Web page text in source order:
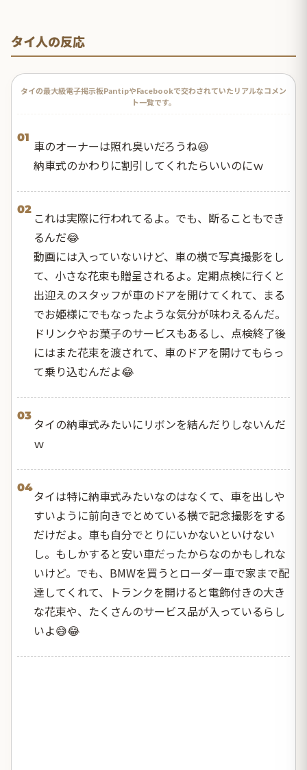
タイ人の反応
タイの最大級電子掲示板PantipやFacebookで交わされていたリアルなコメン
ト一覧です。
01
車のオーナーは照れ臭いだろうね😆
納車式のかわりに割引してくれたらいいのにｗ
02
これは実際に行われてるよ。でも、断ることもでき
るんだ😂
動画には入っていないけど、車の横で写真撮影をし
て、小さな花束も贈呈されるよ。定期点検に行くと
出迎えのスタッフが車のドアを開けてくれて、まる
でお姫様にでもなったような気分が味わえるんだ。
ドリンクやお菓子のサービスもあるし、点検終了後
にはまた花束を渡されて、車のドアを開けてもらっ
て乗り込むんだよ😂
03
タイの納車式みたいにリボンを結んだりしないんだ
ｗ
04
タイは特に納車式みたいなのはなくて、車を出しや
すいように前向きでとめている横で記念撮影をする
だけだよ。車も自分でとりにいかないといけない
し。もしかすると安い車だったからなのかもしれな
いけど。でも、BMWを買うとローダー車で家まで配
達してくれて、トランクを開けると電飾付きの大き
な花束や、たくさんのサービス品が入っているらし
いよ😅😂